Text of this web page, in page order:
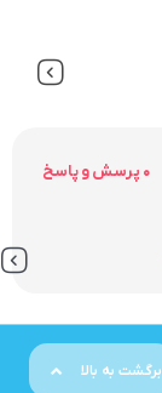
0 پرسش و پاسخ
برگشت به بالا